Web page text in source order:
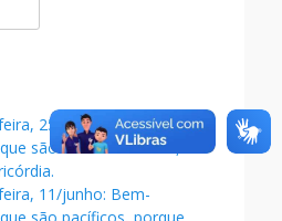
e
25/junho – Bem-
são misericordiosos,
11/junho: Bem-
são pacíficos, porque